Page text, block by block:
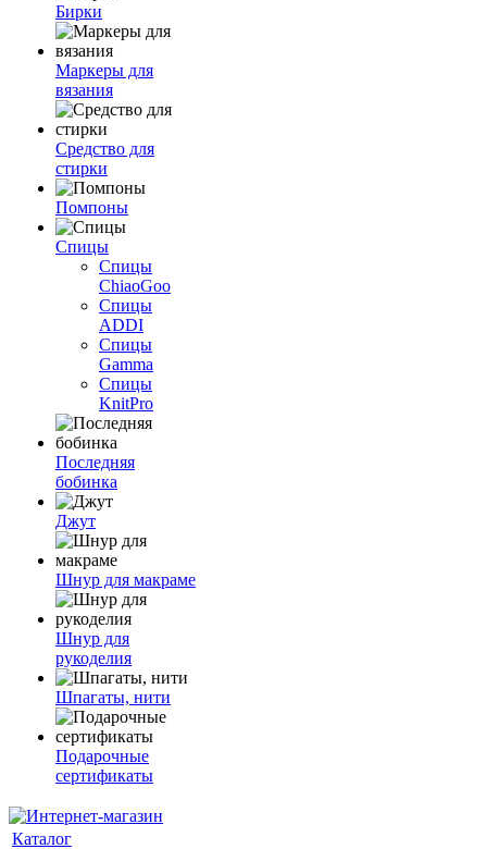
Бирки
Маркеры для
вязания
Средство для
стирки
Помпоны
Спицы
Спицы
ChiaoGoo
Спицы
ADDI
Спицы
Gamma
Спицы
KnitPro
Последняя
бобинка
Джут
Шнур для макраме
Шнур для
рукоделия
Шпагаты, нити
Подарочные
сертификаты
Каталог